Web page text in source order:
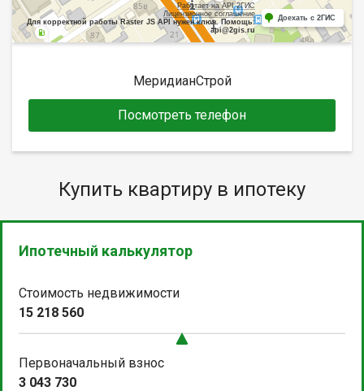
Работает на API 2ГИС
Лицензионное соглашение
Для корректной работы Raster JS API нужен ключ. Помощь:
api@2gis.ru
Доехать с 2ГИС
МеридианСтрой
Посмотреть телефон
Купить квартиру в ипотеку
Ипотечный калькулятор
Стоимость недвижимости
15 218 560
Первоначальный взнос
3 043 730